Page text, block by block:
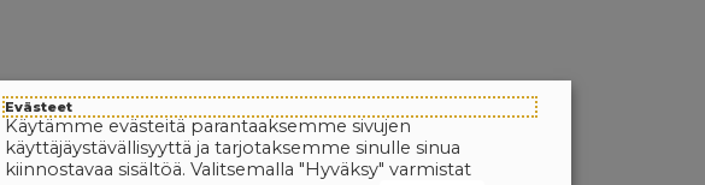
Evästeet
Käytämme evästeitä parantaaksemme sivujen
käyttäjäystävällisyyttä ja tarjotaksemme sinulle sinua
kiinnostavaa sisältöä. Valitsemalla "Hyväksy" varmistat